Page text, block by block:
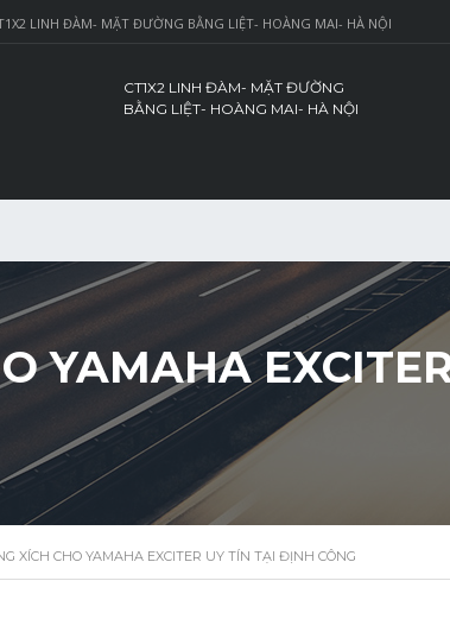
LINH ĐÀM- MẶT ĐƯỜNG BẰNG LIỆT- HOÀNG MAI- HÀ NỘI
CT1X2 LINH ĐÀM- MẶT ĐƯỜNG
BẰNG LIỆT- HOÀNG MAI- HÀ NỘI
YAMAHA
XÍCH CHO YAMAHA EXCITER UY TÍN TẠI ĐỊNH CÔNG